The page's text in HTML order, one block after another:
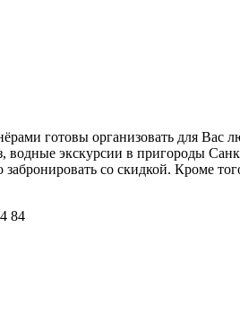
готовы организовать для Вас
водные экскурсии в пригороды
со скидкой. Кроме
84